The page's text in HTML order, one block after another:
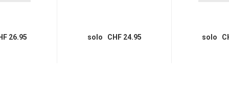
26.95 solo CHF 24.95 solo